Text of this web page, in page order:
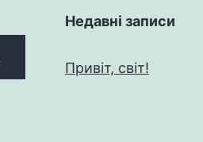
Недавні записи
Привіт, світ!